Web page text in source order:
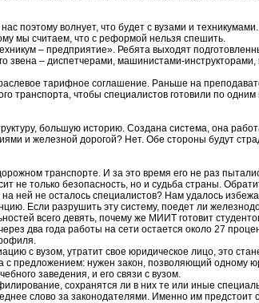
поэтому волнует, что будет с вузами и
мы считаем, что с реформой нельзя спешить.
– предприятие». Ребята выходят
– диспетчерами, машинистами-
тарифное соглашение. Раньше на
транспорта, чтобы специалистов готовили по одним
большую историю. Создана система, она
и железной дорогой? Нет. Обе стороны будут
транспорте. И за это время его не раз
не только безопасность, но и судьба страны.
ней не осталось специалистов? Нам удалось
Если разрушить эту систему, поедет ли
всего девять, почему же МИИТ готовит
два года работы на сети остается около 27
с вузом, утратит свое юридическое лицо, это
предложением: нужен закон, позволяющий одному
заведения, и его связи с вузом.
сохранятся ли в них те или иные
слово за законодателями. Именно им